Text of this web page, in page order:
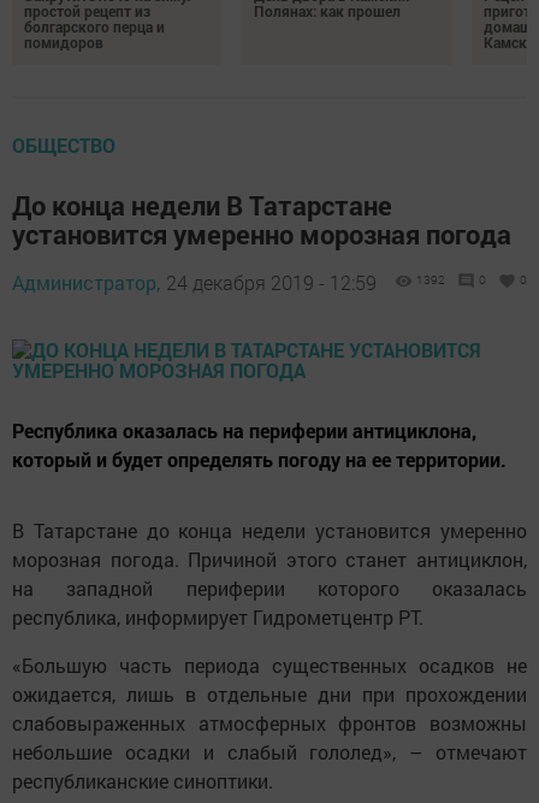
простой рецепт из
болгарского перца и
помидоров
Полянах: как прошел
ОБЩЕСТВО
До конца недели В Татарстане
установится умеренно морозная погода
Администратор, 24 декабря 2019 - 12:59 1392 0 0
Республика оказалась на периферии антициклона,
который и будет определять погоду на ее территории.
В Татарстане до конца недели установится умеренно
морозная погода. Причиной этого станет антициклон,
на западной периферии которого оказалась
республика, информирует Гидрометцентр РТ.
«Большую часть периода существенных осадков не
ожидается, лишь в отдельные дни при прохождении
слабовыраженных атмосферных фронтов возможны
небольшие осадки и слабый гололед», – отмечают
республиканские синоптики.